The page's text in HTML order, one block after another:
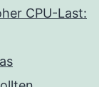
CPU-Last: